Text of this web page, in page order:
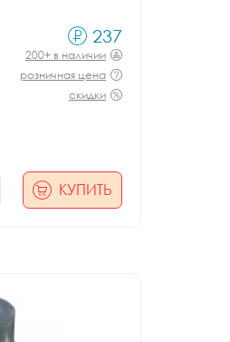
237
200+ в наличии
розничная цена
скидки
КУПИТЬ